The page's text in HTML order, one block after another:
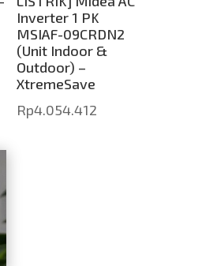
Inverter 1 PK
MSIAF-09CRDN2
(Unit Indoor &
Outdoor) –
XtremeSave
Rp4.054.412